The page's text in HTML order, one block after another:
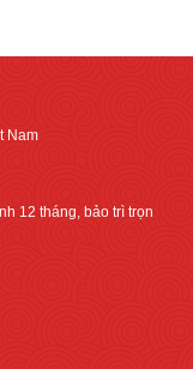
Nam
12 tháng, bảo trì trọn